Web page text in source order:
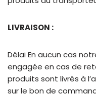
LIVRAISON :
Délai En aucun cas
engagée en cas de
produits sont livrés à
sur le bon de